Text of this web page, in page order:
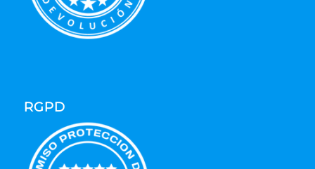
RGPD